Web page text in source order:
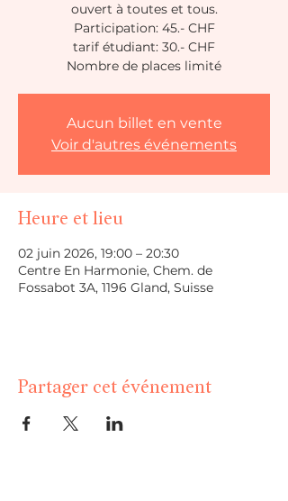
ouvert à toutes et tous.
Participation: 45.- CHF
tarif étudiant: 30.- CHF
Nombre de places limité
Aucun billet en vente
Voir d'autres événements
Heure et lieu
02 juin 2026, 19:00 – 20:30
Centre En Harmonie, Chem. de
Fossabot 3A, 1196 Gland, Suisse
Partager cet événement